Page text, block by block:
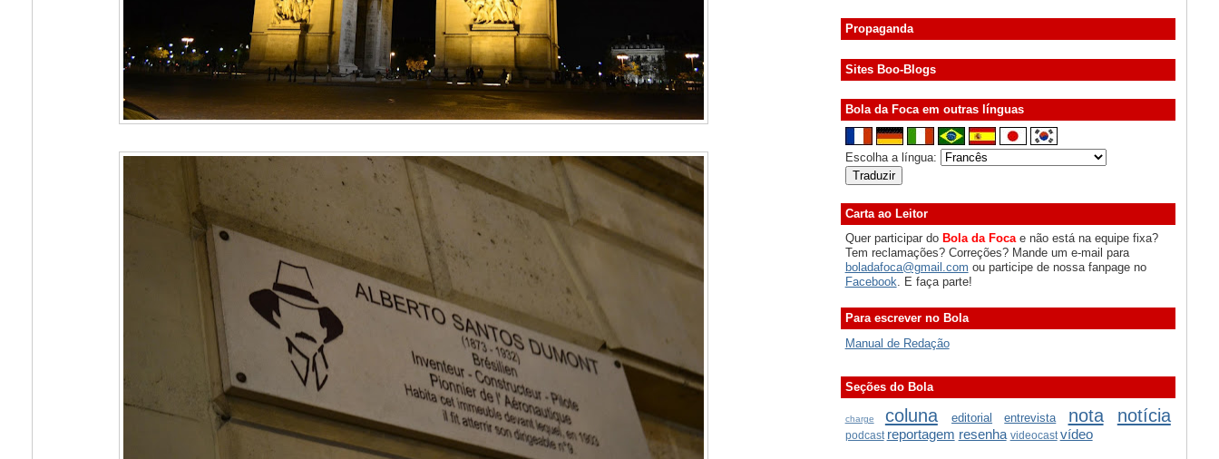
Propaganda
Sites Boo-Blogs
Bola da Foca em outras línguas
Escolha a língua:
Carta ao Leitor
Quer participar do Bola da Focae não está na equipe fixa?
Tem reclamações? Correções? Mande um e-mail para
boladafoca@gmail.com ou participe de nossa fanpage no
Facebook . E faça parte!
Para escrever no Bola
Manual de Redação
Seções do Bola
charge coluna editorial entrevista nota notícia
podcast reportagem resenha videocast vídeo